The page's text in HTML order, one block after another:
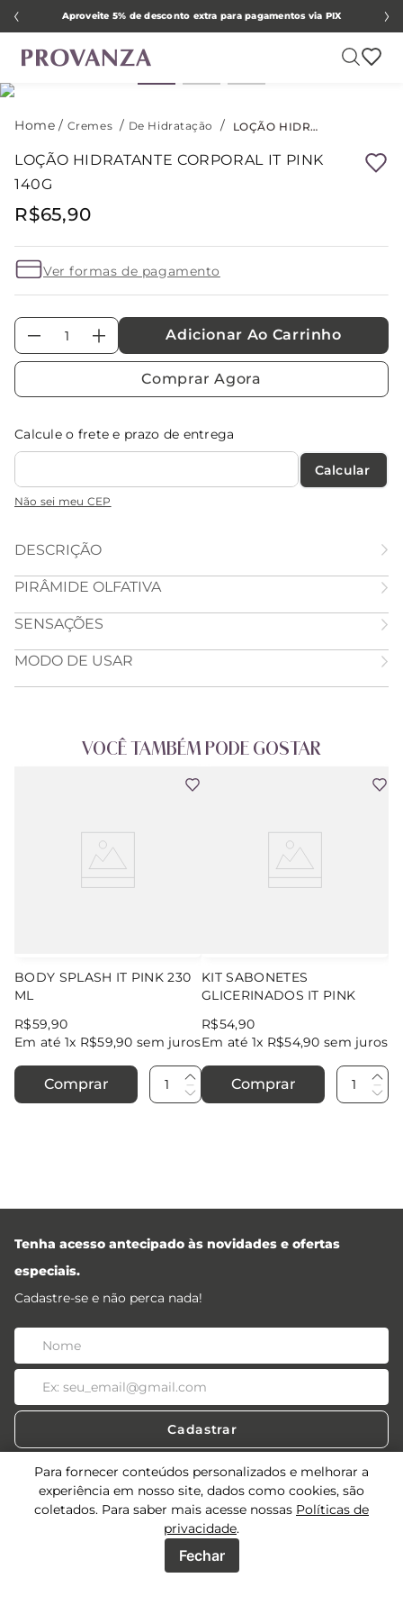
Para fornecer conteúdos personalizados e melhorar a
experiência em nosso site, dados como cookies, são
coletados. Para saber mais acesse nossas Políticas de
privacidade.
Fechar
Aproveite 5% de desconto extra para pagamentos via PIX
Cremes De Hidratação LOÇÃO HIDRATANTE CORPORAL IT PINK 140G
LOÇÃO HIDRATANTE CORPORAL IT PINK
140G
R$65,90
Ver formas de pagamento
＋
－ Adicionar Ao Carrinho
Comprar Agora
Calcule o frete e prazo de entrega
Não sei meu CEP
DESCRIÇÃO
PIRÂMIDE OLFATIVA
SENSAÇÕES
MODO DE USAR
VOCÊ TAMBÉM PODE GOSTAR
BODY SPLASH IT PINK 230
ML
R$59,90
Em até 1x R$59,90 sem juros
Comprar
KIT SABONETES
GLICERINADOS IT PINK
R$54,90
Em até 1x R$54,90 sem juros
Comprar
Tenha acesso antecipado às novidades e ofertas
especiais.
Cadastre-se e não perca nada!
Cadastrar
Acessos